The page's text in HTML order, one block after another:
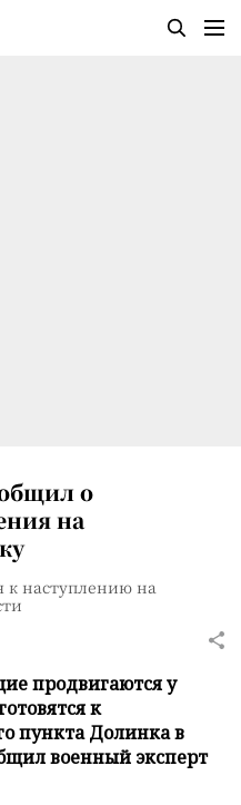
о
на
к наступлению на
продвигаются у
к
пункта Долинка в
военный эксперт